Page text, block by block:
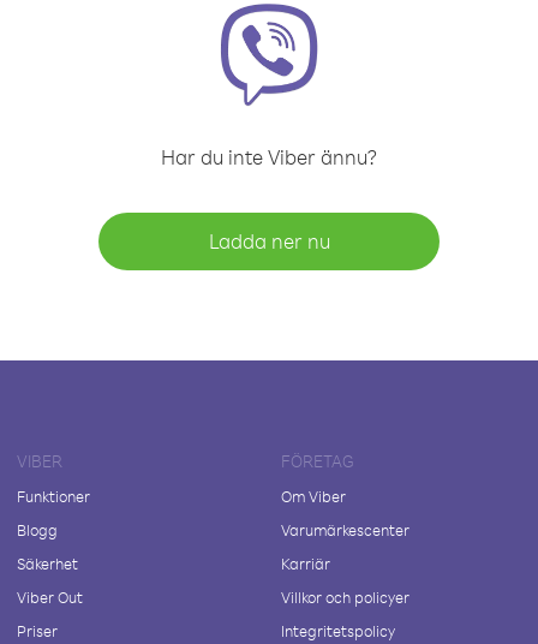
Har du inte Viber ännu?
Ladda ner nu
VIBER
Funktioner
Blogg
Säkerhet
Viber Out
Priser
FÖRETAG
Om Viber
Varumärkescenter
Karriär
Villkor och policyer
Integritetspolicy